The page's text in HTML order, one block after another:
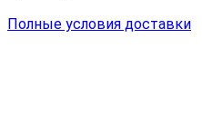
Полные условия доставки